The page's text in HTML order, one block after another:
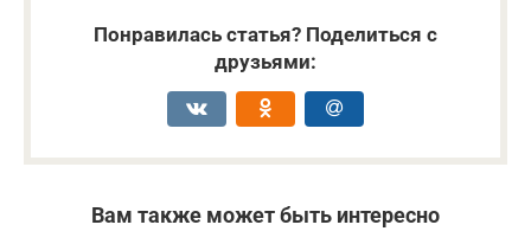
Понравилась статья? Поделиться с
друзьями:
Вам также может быть интересно